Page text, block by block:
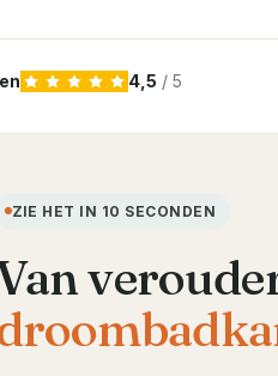
4,5 / 5
ZIE HET IN 10 SECONDEN